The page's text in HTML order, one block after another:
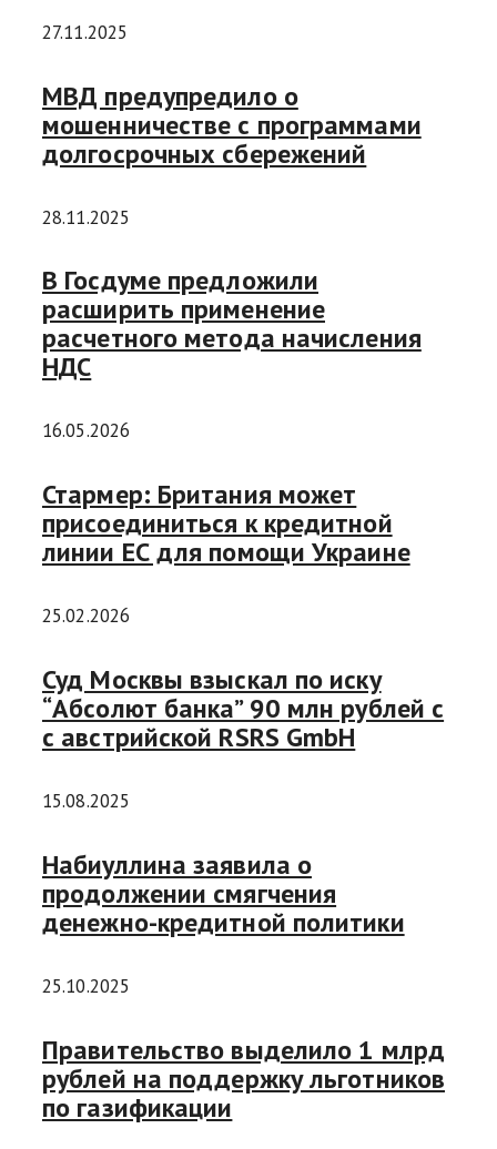
27.11.2025
МВД предупредило о
мошенничестве с программами
долгосрочных сбережений
28.11.2025
В Госдуме предложили
расширить применение
расчетного метода начисления
НДС
16.05.2026
Стармер: Британия может
присоединиться к кредитной
линии ЕС для помощи Украине
25.02.2026
Суд Москвы взыскал по иску
“Абсолют банка” 90 млн рублей с
с австрийской RSRS GmbH
15.08.2025
Набиуллина заявила о
продолжении смягчения
денежно-кредитной политики
25.10.2025
Правительство выделило 1 млрд
рублей на поддержку льготников
по газификации